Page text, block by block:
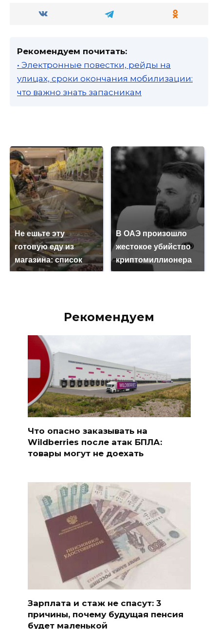
Рекомендуем почитать:
• Электронные повестки, рейды на
улицах, сроки окончания мобилизации:
что важно знать запасникам
Не ешьте эту
готовую еду из
магазина: список
В ОАЭ произошло
жестокое убийство
криптомиллионера
Рекомендуем
Что опасно заказывать на
Wildberries после атак БПЛА:
товары могут не доехать
Зарплата и стаж не спасут: 3
причины, почему будущая пенсия
будет маленькой